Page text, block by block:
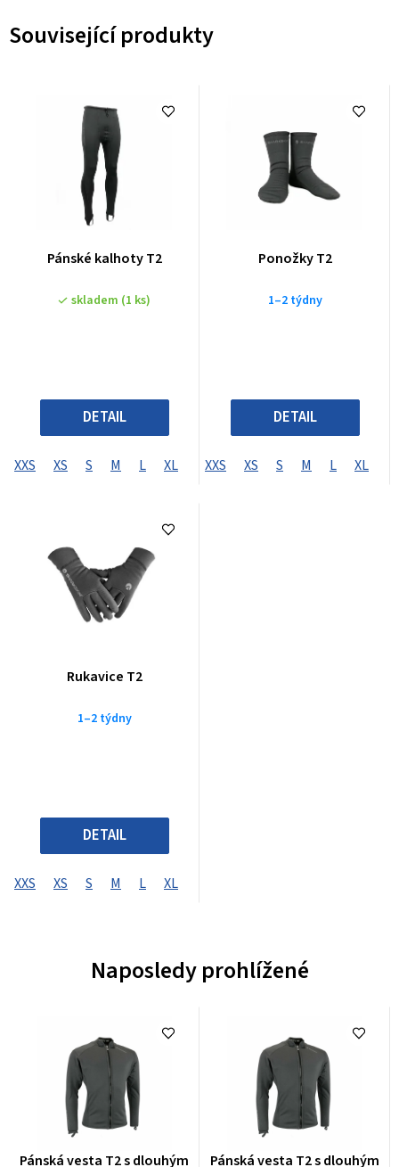
Související produkty
Pánské kalhoty T2
skladem (1 ks)
DETAIL
XXS XS S M L XL XXL XXXL XXXXL
Ponožky T2
1–2 týdny
DETAIL
XXS XS S M L XL
Rukavice T2
1–2 týdny
DETAIL
XXS XS S M L XL
Naposledy prohlížené
Průměrné
Pánská vesta T2 s dlouhým
Průměrné
Pánská vesta T2 s dlouhým